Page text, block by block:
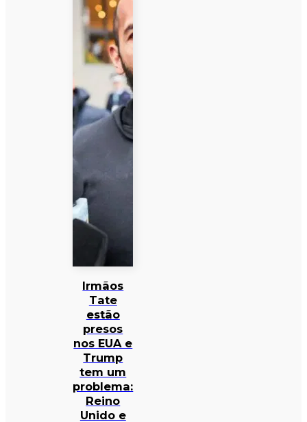
Irmãos
Tate
estão
presos
nos EUA e
Trump
tem um
problema:
Reino
Unido e